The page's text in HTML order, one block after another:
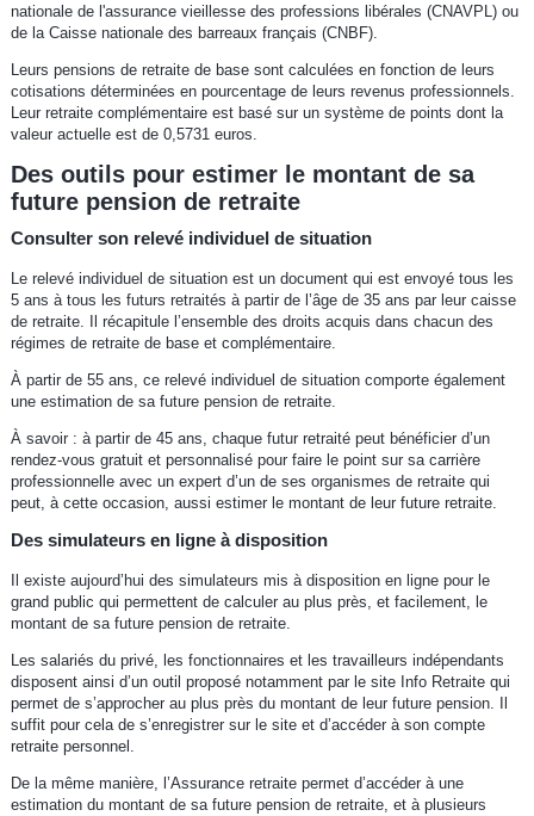
nationale de l'assurance vieillesse des professions libérales (CNAVPL) ou
de la Caisse nationale des barreaux français (CNBF).
Leurs pensions de retraite de base sont calculées en fonction de leurs
cotisations déterminées en pourcentage de leurs revenus professionnels.
Leur retraite complémentaire est basé sur un système de points dont la
valeur actuelle est de 0,5731 euros.
Des outils pour estimer le montant de sa
future pension de retraite
Consulter son relevé individuel de situation
Le relevé individuel de situation est un document qui est envoyé tous les
5 ans à tous les futurs retraités à partir de l’âge de 35 ans par leur caisse
de retraite. Il récapitule l’ensemble des droits acquis dans chacun des
régimes de retraite de base et complémentaire.
À partir de 55 ans, ce relevé individuel de situation comporte également
une estimation de sa future pension de retraite.
À savoir : à partir de 45 ans, chaque futur retraité peut bénéficier d’un
rendez-vous gratuit et personnalisé pour faire le point sur sa carrière
professionnelle avec un expert d’un de ses organismes de retraite qui
peut, à cette occasion, aussi estimer le montant de leur future retraite.
Des simulateurs en ligne à disposition
Il existe aujourd’hui des simulateurs mis à disposition en ligne pour le
grand public qui permettent de calculer au plus près, et facilement, le
montant de sa future pension de retraite.
Les salariés du privé, les fonctionnaires et les travailleurs indépendants
disposent ainsi d’un outil proposé notamment par le site Info Retraite qui
permet de s’approcher au plus près du montant de leur future pension. Il
suffit pour cela de s’enregistrer sur le site et d’accéder à son compte
retraite personnel.
De la même manière, l’Assurance retraite permet d’accéder à une
estimation du montant de sa future pension de retraite, et à plusieurs